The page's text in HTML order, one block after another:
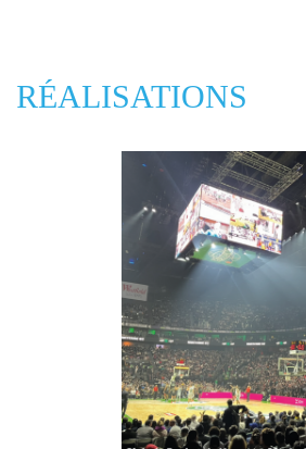
RÉALISATIONS